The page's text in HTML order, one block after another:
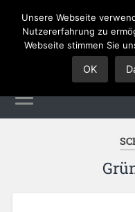
Unsere Webseite
Nutzererfahrung zu
Webseite stimmen Sie
OK